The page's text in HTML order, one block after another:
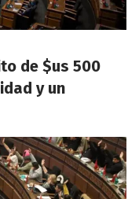
de $us 500
y un